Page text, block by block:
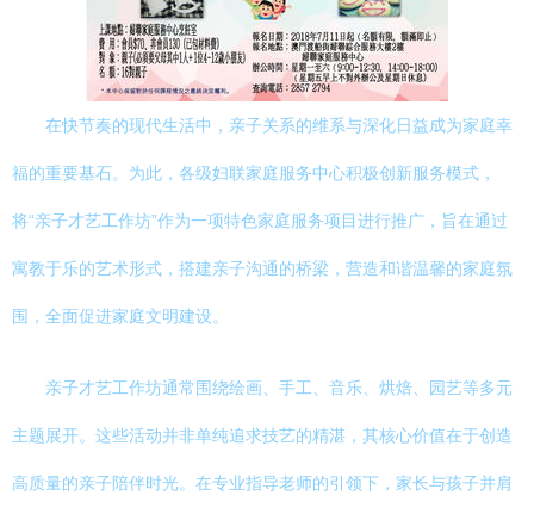
在快节奏的现代生活中，亲子关系的维系与深化日益成为家庭幸
福的重要基石。为此，各级妇联家庭服务中心积极创新服务模式，
将“亲子才艺工作坊”作为一项特色家庭服务项目进行推广，旨在通过
寓教于乐的艺术形式，搭建亲子沟通的桥梁，营造和谐温馨的家庭氛
围，全面促进家庭文明建设。
亲子才艺工作坊通常围绕绘画、手工、音乐、烘焙、园艺等多元
主题展开。这些活动并非单纯追求技艺的精湛，其核心价值在于创造
高质量的亲子陪伴时光。在专业指导老师的引领下，家长与孩子并肩